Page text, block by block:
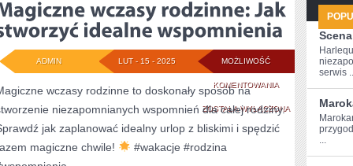
MOŻLIWOŚĆ
KOMENTOWANIAMAGICZNE
WCZASY
RODZINNE:
ZOSTAŁA WYŁĄCZONA
LUT - 15 - 2025
ADMIN
wczasy rodzinne to doskonały sposób na
niezapomnianych wspomnień dla całej rodziny.
jak zaplanować idealny urlop z bliskimi i spędzić
magiczne chwile!
#wakacje #rodzina
serwis
...